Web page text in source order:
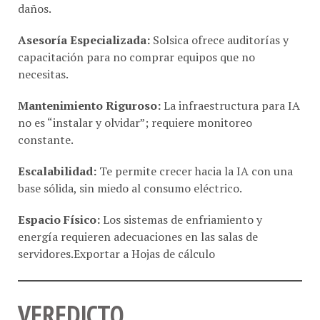
capacitación para no comprar equipos que no
necesitas.
no es “instalar y olvidar”; requiere monitoreo
constante.
base sólida, sin miedo al consumo eléctrico.
energía requieren adecuaciones en las salas de
servidores.Exportar a Hojas de cálculo
VEREDICTO